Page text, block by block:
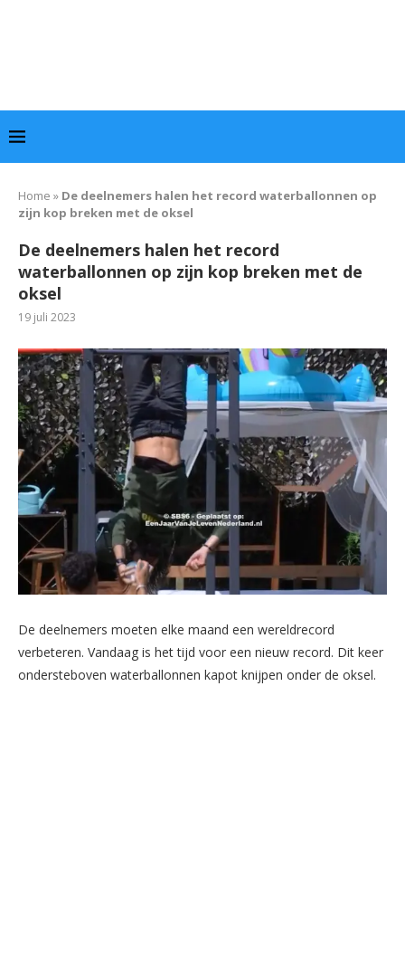
Home » De deelnemers halen het record waterballonnen op
zijn kop breken met de oksel
De deelnemers halen het record
waterballonnen op zijn kop breken met de
oksel
19 juli 2023
De deelnemers moeten elke maand een wereldrecord
verbeteren. Vandaag is het tijd voor een nieuw record. Dit keer
ondersteboven waterballonnen kapot knijpen onder de oksel.